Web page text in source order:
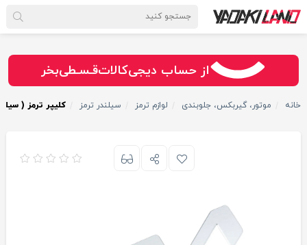
از حساب دیجی‌کالات
سـریــع
امـــــن
قـسـطیبخر
خانه موتور، گیربکس، جلوبندی لوازم ترمز سیلندر ترمز کلیپر ترمز (